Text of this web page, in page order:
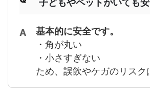
子どもやペットがいても
基本的に安全です。
・角が丸い
・小さすぎない
ため、誤飲やケガのリスク